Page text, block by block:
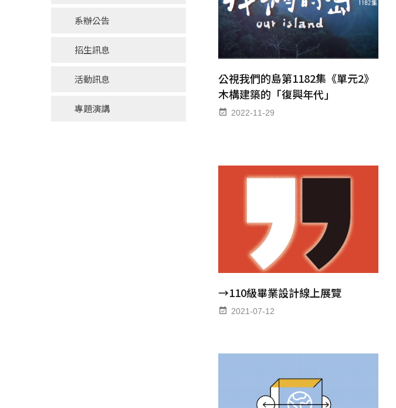
系辦公告
招生訊息
活動訊息
專題演講
公視我們的島第1182集《單元2》
木構建築的「復興年代」
2022-11-29
→110級畢業設計線上展覽
2021-07-12